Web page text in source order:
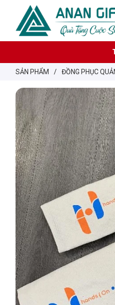
SẢN PHẨM / ĐỒNG PHỤC